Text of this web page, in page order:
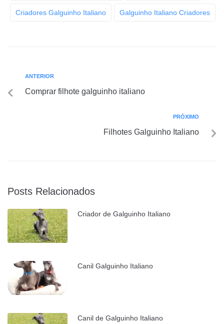
Criadores Galguinho Italiano Galguinho Italiano Criadores
ANTERIOR
Comprar filhote galguinho italiano
PRÓXIMO
Filhotes Galguinho Italiano
Posts Relacionados
Criador de Galguinho Italiano
Canil Galguinho Italiano
Canil de Galguinho Italiano